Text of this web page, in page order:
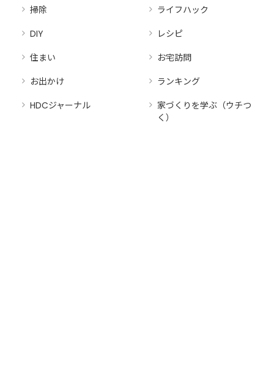
床の間をお
レンジしよ
ンな飾り
ペースとし
ウォーター
掃除
ライフハック
DIY
レシピ
住まい
お宅訪問
お出かけ
ランキング
HDCジャーナル
家づくりを学ぶ（ウチつ
く）